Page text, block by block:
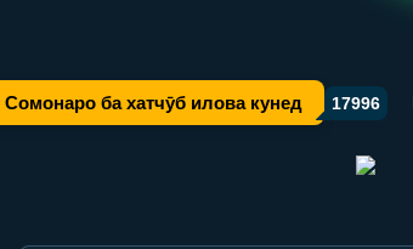
Сомонаро ба хатчӯб илова кунед 17996